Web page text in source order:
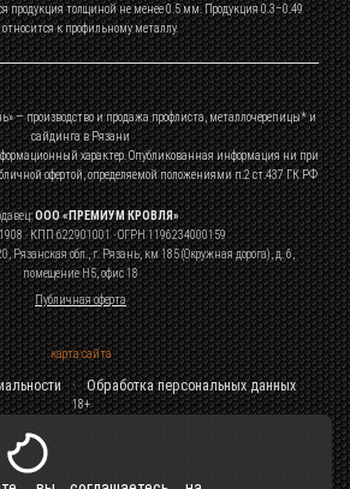
продукция толщиной не менее 0.5 мм. Продукция 0.3–0.49
к профильному металлу.
— производство и продажа профлиста, металлочерепицы* и
сайдинга в Рязани
характер. Опубликованная информация ни при
офертой, определяемой положениями п.2 ст.437 ГК РФ
ООО «ПРЕМИУМ КРОВЛЯ»
· КПП 622901001 · ОГРН 1196234000159
Рязанская обл., г. Рязань, км 185 (Окружная дорога), д. 6,
помещение Н5, офис 18
Публичная оферта
карта сайта
· Обработка персональных данных
18+